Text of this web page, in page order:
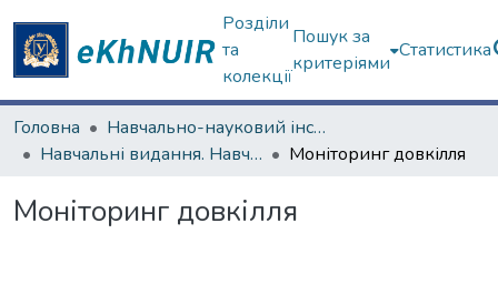
Розділи
та
колекції
Пошук за
критеріями
Статистика
Головна
Навчально-науковий інститут екології, зеленої енергетики та сталого розвитку
Навчальні видання. Навчально-науковий інститут екології, зеленої енергетики та сталого розвитку
Моніторинг довкілля
Моніторинг довкілля